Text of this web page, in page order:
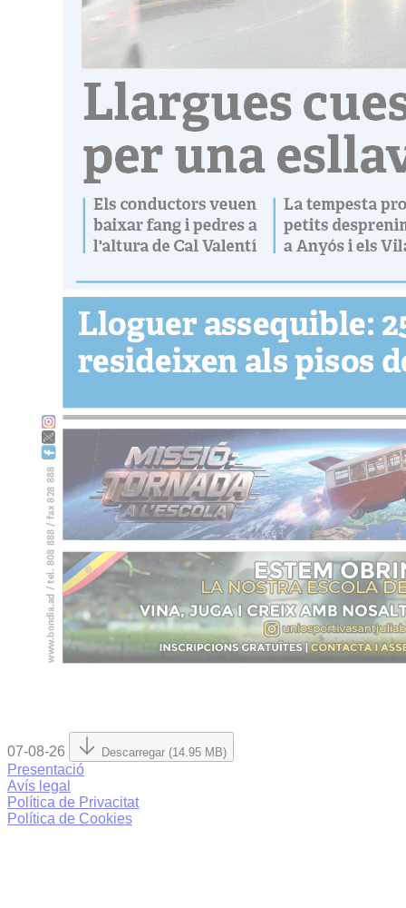
07-08-26 Descarregar (14.95 MB)
Presentació
Avís legal
Política de Privacitat
Política de Cookies